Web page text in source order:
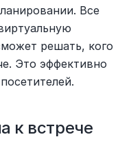
Все
решать, кого
Это эффективно
к встрече